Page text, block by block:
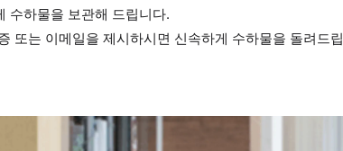
수하물을 보관해 드립니다.
또는 이메일을 제시하시면 신속하게 수하물을 돌려드립